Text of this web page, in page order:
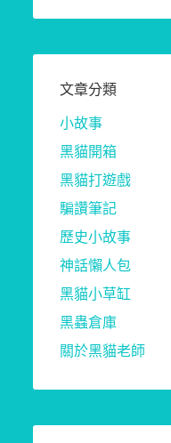
文章分類
小故事
黑貓開箱
黑貓打遊戲
騙讚筆記
歷史小故事
神話懶人包
黑貓小草缸
黑蟲倉庫
關於黑貓老師